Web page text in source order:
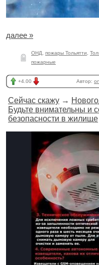
далее »
ОНД пожары Тольятти
пожарные
+4.00 Автор:
Сейчас скажу →
Будьте внимательны и
безопасности в жилище